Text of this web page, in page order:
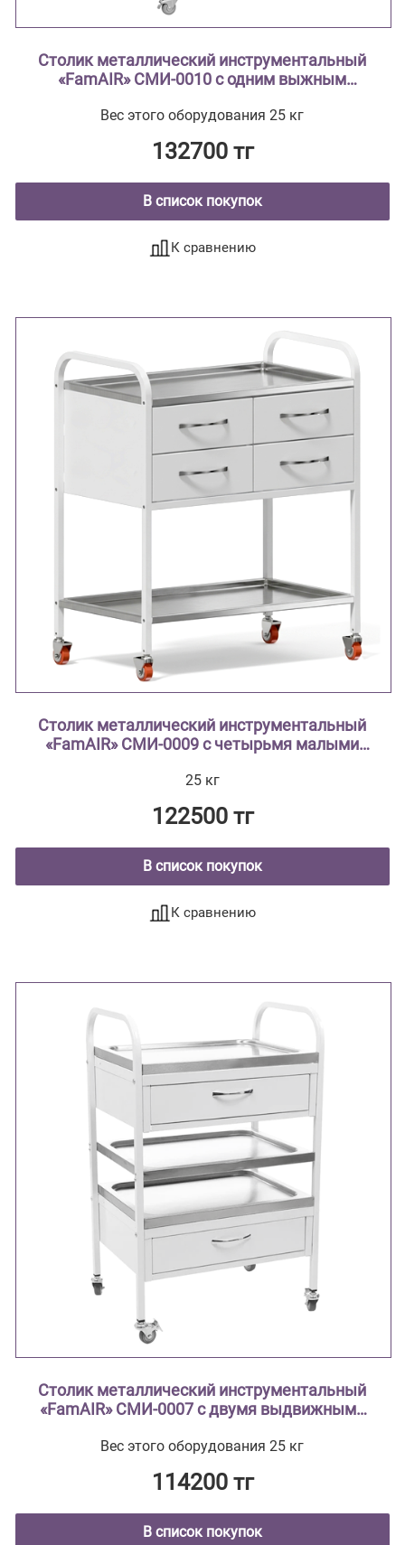
Столик металлический инструментальный
«FamAIR» СМИ-0010 с одним выжным
из нержавеющей стали
Вес этого оборудования 25 кг
132700 тг
В список покупок
К сравнению
Столик металлический инструментальный
«FamAIR» СМИ-0009 с четырьмя малыми
из нержавеющей стали
25 кг
122500 тг
В список покупок
К сравнению
Столик металлический инструментальный
«FamAIR» СМИ-0007 с двумя выдвижными
нержавеющей стали
Вес этого оборудования 25 кг
114200 тг
В список покупок